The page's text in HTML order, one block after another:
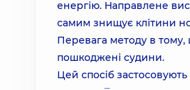
енергію. Направлене
самим знищує клітини
Перевага методу в
пошкоджені судини.
Цей спосіб